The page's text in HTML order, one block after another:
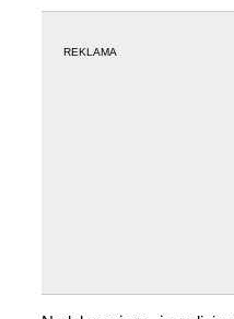
REKLAMA